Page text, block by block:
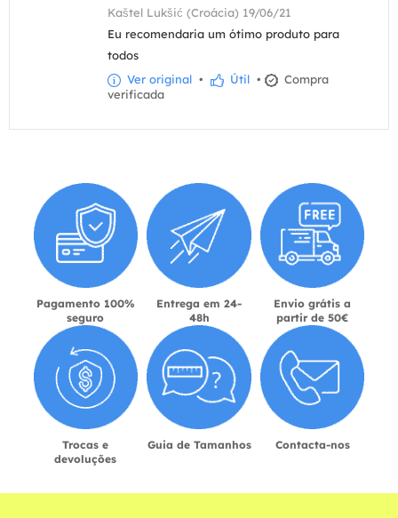
Kaštel Lukšić (Croácia) 19/06/21
Eu recomendaria um ótimo produto para
todos
Ver original • Útil •
Compra
verificada
Pagamento 100%
seguro
Entrega em 24-
48h
Envio grátis a
partir de 50€
Trocas e
devoluções
Guia de Tamanhos Contacta-nos